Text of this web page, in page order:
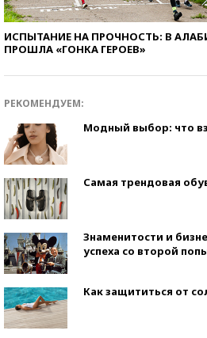
ИСПЫТАНИЕ НА ПРОЧНОСТЬ: В
ПРОШЛА «ГОНКА ГЕРОЕВ»
РЕКОМЕНДУЕМ:
Модный выбор: что
Самая трендовая
Знаменитости и
успеха со второй
Как защититься от